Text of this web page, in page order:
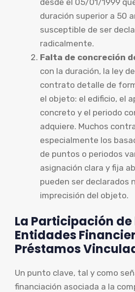
duración superior a 50
susceptible de ser
radicalmente.
Falta de concreción
con la duración, la ley
contrato detalle de
el objeto: el edificio, el
concreto y el periodo
adquiere. Muchos
especialmente los
de puntos o periodos
asignación clara y fija
pueden ser declarados
imprecisión del objeto.
La Participación de
Entidades
Préstamos
Un punto clave, tal y como
financiación asociada a la